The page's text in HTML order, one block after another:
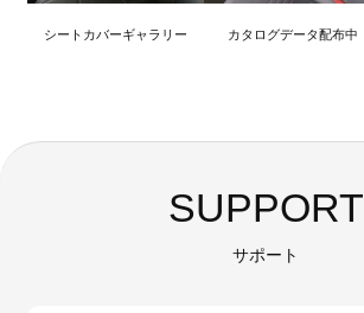
シートカバーギャラリー カタログデータ配布中
SUPPORT
サポート